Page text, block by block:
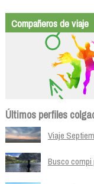
Compañeros de viaje
Últimos perfiles
Viaje
Busco compi